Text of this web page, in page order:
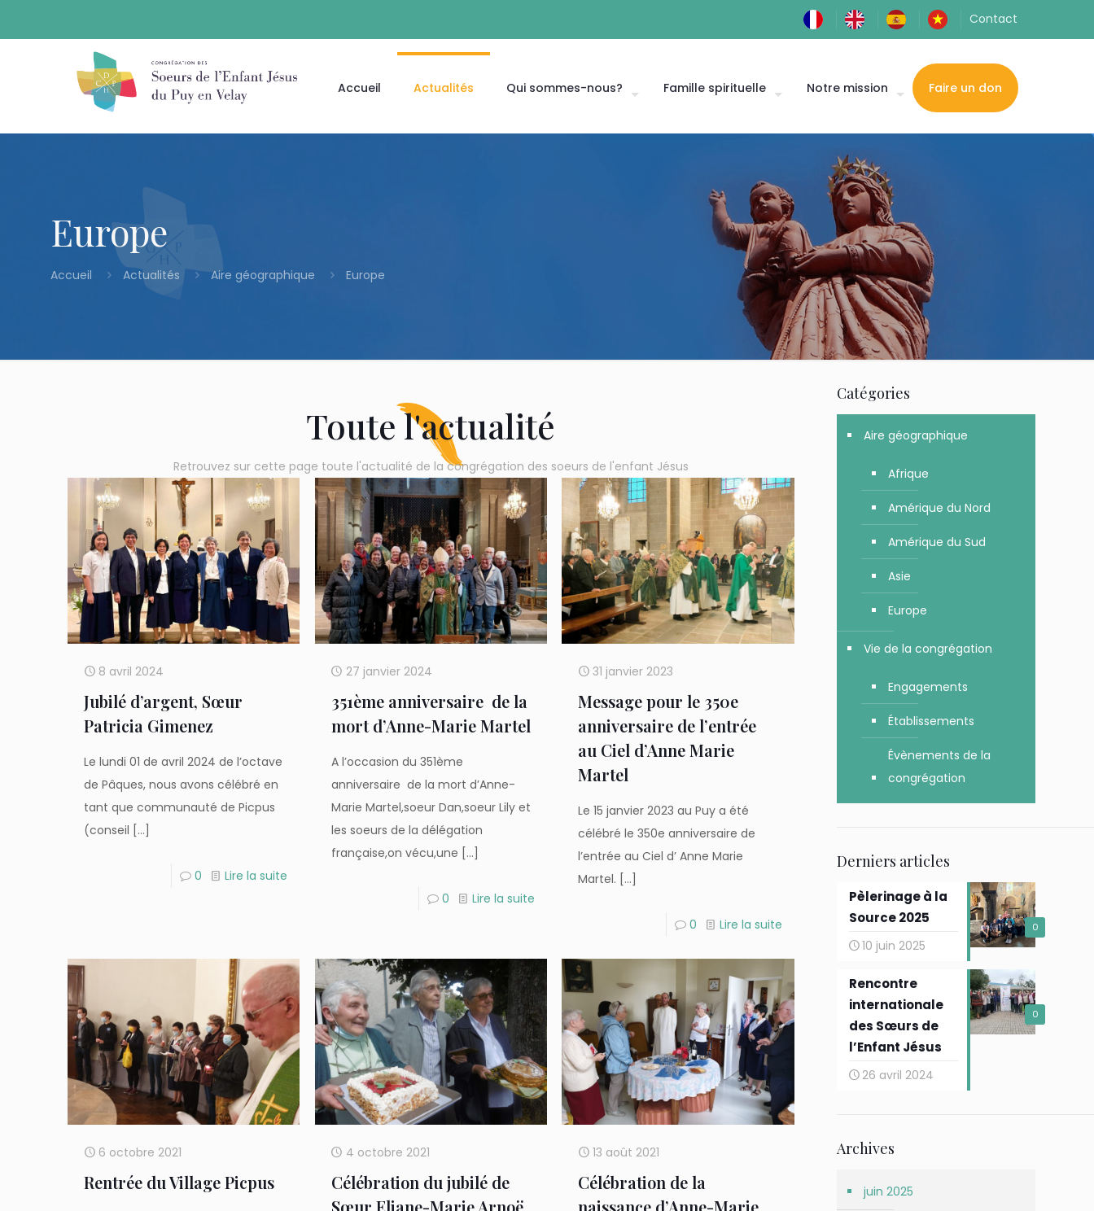
Contact
Accueil Actualités Qui sommes-nous? Famille spirituelle Notre mission Faire un don
Europe
Accueil Actualités Aire géographique Europe
Toute l'actualité
Retrouvez sur cette page toute l'actualité de la congrégation des soeurs de l'enfant Jésus
8 avril 2024
Jubilé d’argent, Sœur
Patricia Gimenez
Le lundi 01 de avril 2024 de l’octave
de Pâques, nous avons célébré en
tant que communauté de Picpus
(conseil […]
0 Lire la suite
27 janvier 2024
351ème anniversaire de la
mort d’Anne-Marie Martel
A l’occasion du 351ème
anniversaire de la mort d’Anne-
Marie Martel,soeur Dan,soeur Lily et
les soeurs de la délégation
française,on vécu,une […]
0 Lire la suite
31 janvier 2023
Message pour le 350e
anniversaire de l’entrée
au Ciel d’Anne Marie
Martel
Le 15 janvier 2023 au Puy a été
célébré le 350e anniversaire de
l’entrée au Ciel d’ Anne Marie
Martel. […]
0 Lire la suite
6 octobre 2021
Rentrée du Village Picpus
4 octobre 2021
Célébration du jubilé de
Sœur Eliane-Marie Arnoë
13 août 2021
Célébration de la
naissance d’Anne-Marie
Catégories
Aire géographique
Afrique
Amérique du Nord
Amérique du Sud
Asie
Europe
Vie de la congrégation
Engagements
Établissements
Évènements de la
congrégation
Derniers articles
0
Pèlerinage à la
Source 2025
10 juin 2025
0
Rencontre
internationale
des Sœurs de
l’Enfant Jésus
26 avril 2024
Archives
juin 2025